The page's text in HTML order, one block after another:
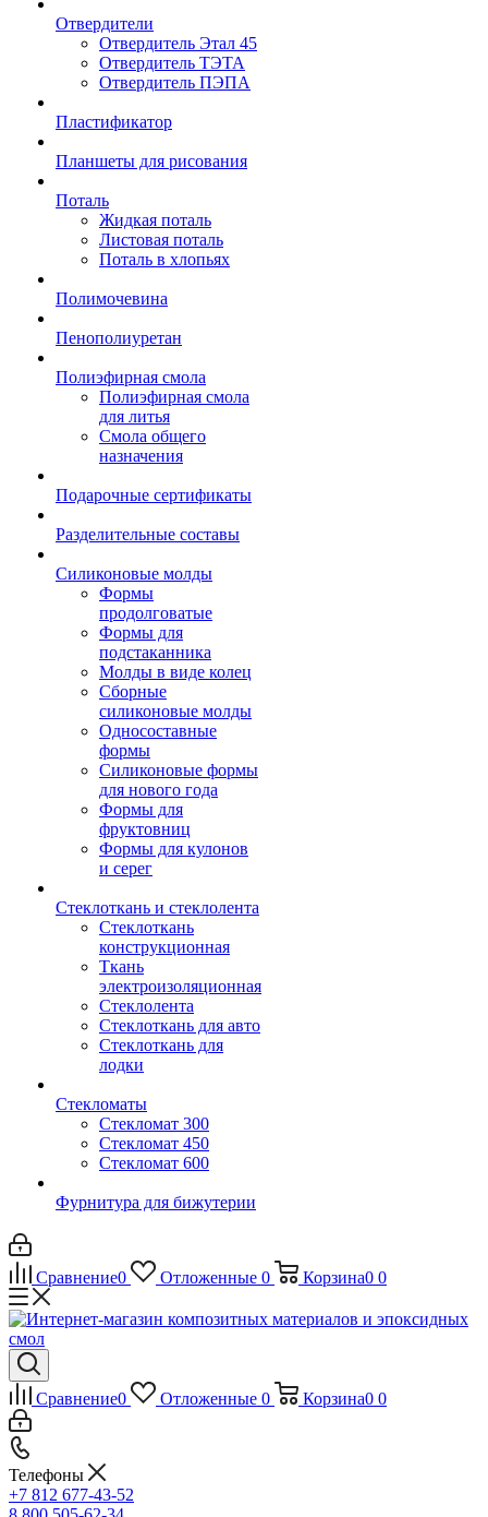
Отвердители
Отвердитель Этал 45
Отвердитель ТЭТА
Отвердитель ПЭПА
Пластификатор
Планшеты для рисования
Поталь
Жидкая поталь
Листовая поталь
Поталь в хлопьях
Полимочевина
Пенополиуретан
Полиэфирная смола
Полиэфирная смола
для литья
Смола общего
назначения
Подарочные сертификаты
Разделительные составы
Силиконовые молды
Формы
продолговатые
Формы для
подстаканника
Молды в виде колец
Сборные
силиконовые молды
Односоставные
формы
Силиконовые формы
для нового года
Формы для
фруктовниц
Формы для кулонов
и серег
Стеклоткань и стеклолента
Стеклоткань
конструкционная
Ткань
электроизоляционная
Стеклолента
Стеклоткань для авто
Стеклоткань для
лодки
Стекломаты
Стекломат 300
Стекломат 450
Стекломат 600
Фурнитура для бижутерии
Сравнение0 Отложенные 0 Корзина0 0
Сравнение0 Отложенные 0 Корзина0 0
Телефоны
+7 812 677-43-52